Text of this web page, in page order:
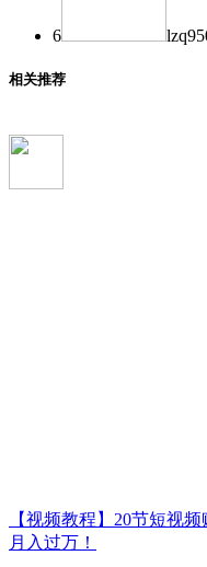
6
相关推荐
【视频教程】20节短视
月入过万！